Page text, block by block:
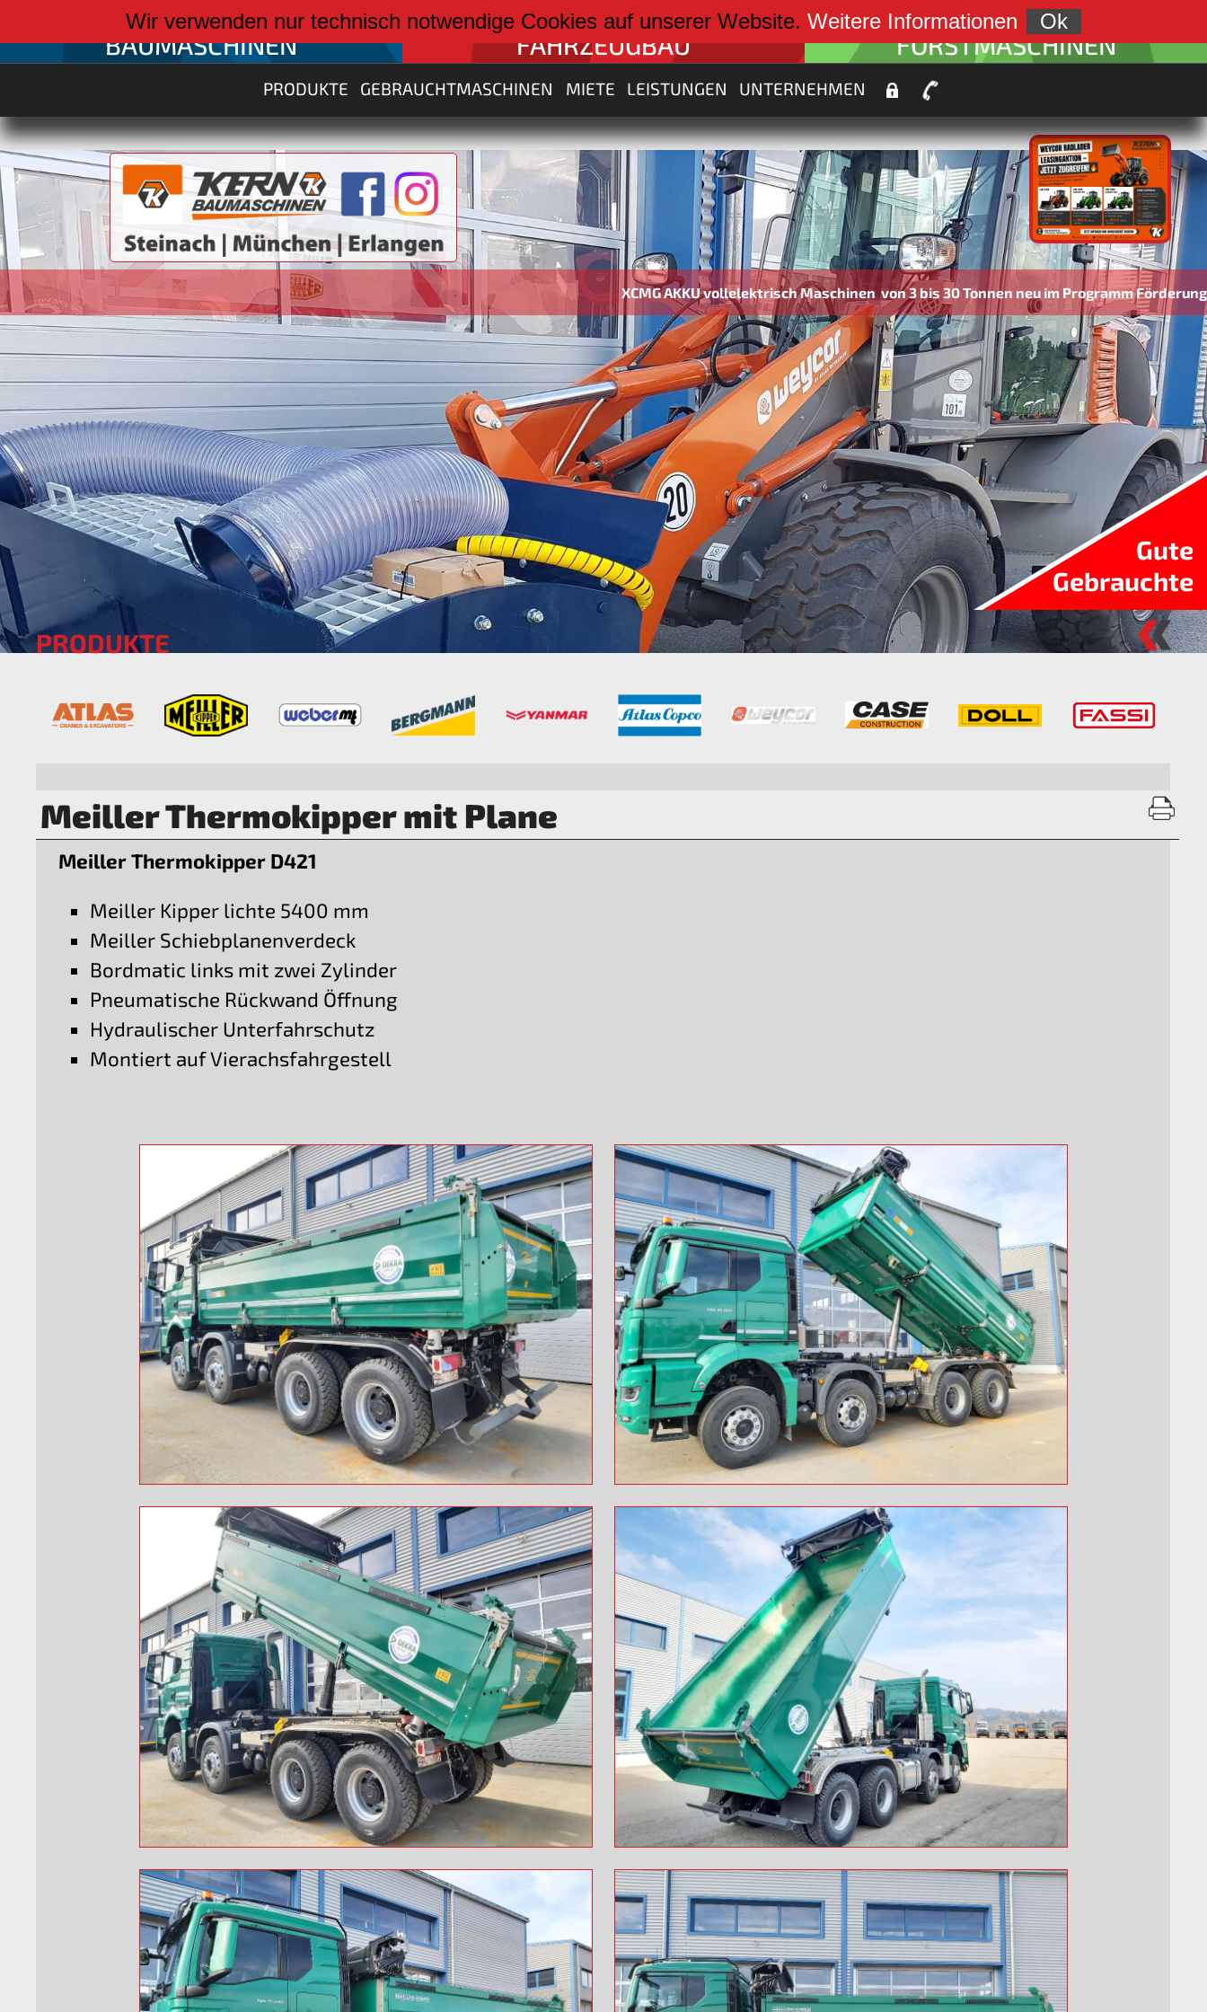
XCMG AKKU vollelektrisch Maschinen von 3 bis 30 Tonnen neu im Programm Förderungen bis zu 45%
weiter zu:
BAUMASCHINEN
weiter zu:
FAHRZEUGBAU
weiter zu:
FORSTMASCHINEN
PRODUKTE GEBRAUCHTMASCHINEN MIETE LEISTUNGEN UNTERNEHMEN
Gute
Gebrauchte
PRODUKTE
Meiller Thermokipper mit Plane
Meiller Thermokipper D421
Meiller Kipper lichte 5400 mm
Meiller Schiebplanenverdeck
Bordmatic links mit zwei Zylinder
Pneumatische Rückwand Öffnung
Hydraulischer Unterfahrschutz
Montiert auf Vierachsfahrgestell
Wir verwenden nur technisch notwendige Cookies auf unserer Website. Weitere Informationen Ok